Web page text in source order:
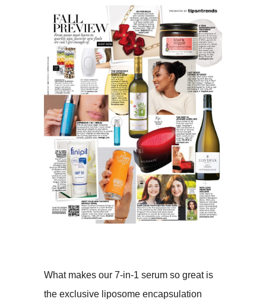
What makes our 7-in-1 serum so great is
the exclusive liposome encapsulation